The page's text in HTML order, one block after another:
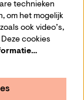
technieken
om het mogelijk
ook video’s,
cookies